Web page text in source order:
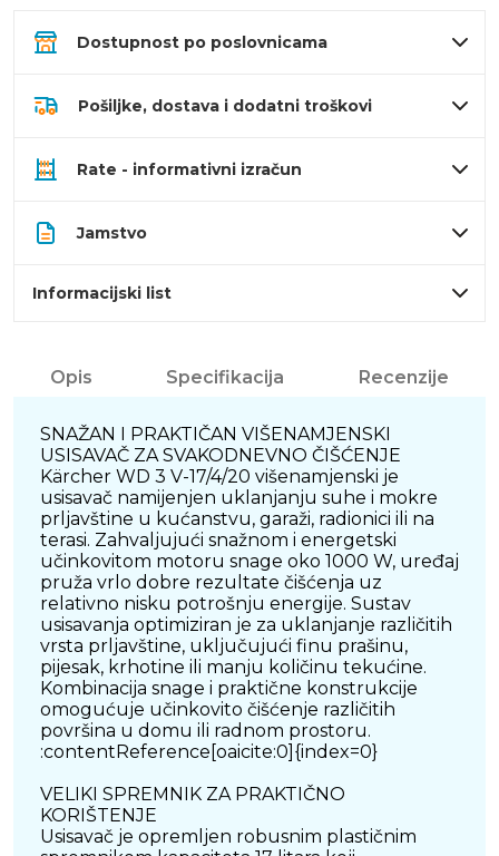
Dostupnost po poslovnicama
Pošiljke, dostava i dodatni troškovi
Rate - informativni izračun
Jamstvo
Informacijski list
Opis Specifikacija Recenzije
SNAŽAN I PRAKTIČAN VIŠENAMJENSKI
USISAVAČ ZA SVAKODNEVNO ČIŠĆENJE
Kärcher WD 3 V-17/4/20 višenamjenski je
usisavač namijenjen uklanjanju suhe i mokre
prljavštine u kućanstvu, garaži, radionici ili na
terasi. Zahvaljujući snažnom i energetski
učinkovitom motoru snage oko 1000 W, uređaj
pruža vrlo dobre rezultate čišćenja uz
relativno nisku potrošnju energije. Sustav
usisavanja optimiziran je za uklanjanje različitih
vrsta prljavštine, uključujući finu prašinu,
pijesak, krhotine ili manju količinu tekućine.
Kombinacija snage i praktične konstrukcije
omogućuje učinkovito čišćenje različitih
površina u domu ili radnom prostoru.
:contentReference[oaicite:0]{index=0}
VELIKI SPREMNIK ZA PRAKTIČNO
KORIŠTENJE
Usisavač je opremljen robusnim plastičnim